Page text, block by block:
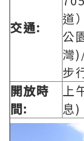
交通:
道
公
灣
步
開放時
間:
上
息)